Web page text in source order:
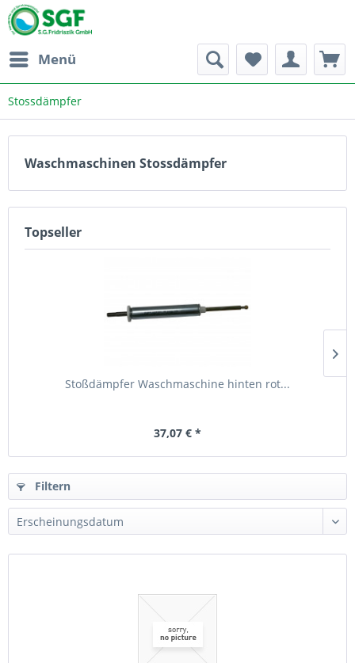
Menü
Stossdämpfer
Waschmaschinen Stossdämpfer
Topseller
Stoßdämpfer Waschmaschine hinten rot...
37,07 € *
Filtern